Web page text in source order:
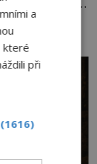
hradišti jsou
po Keltech
Na
a
které
při
(1616)